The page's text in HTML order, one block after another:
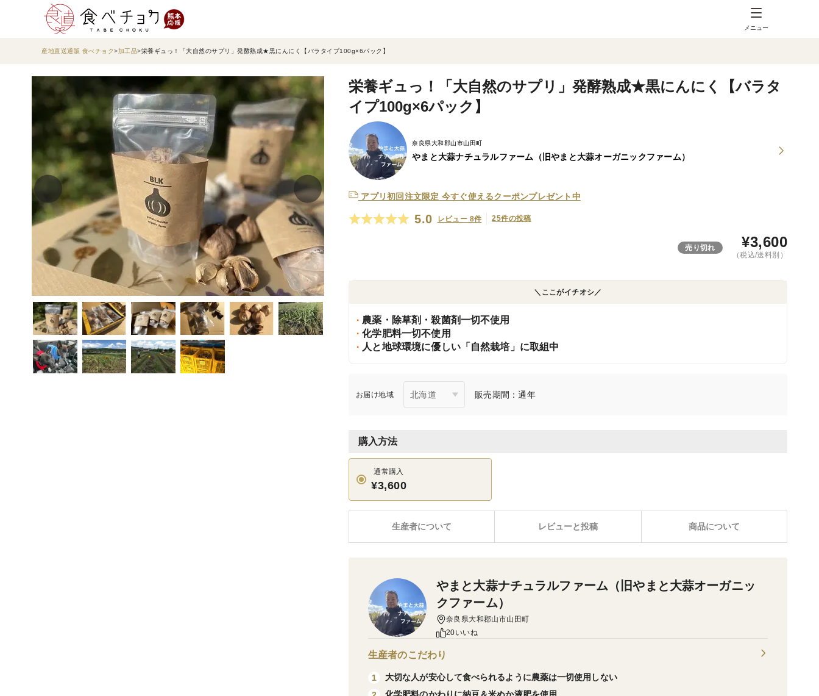
メニュー
産地直送通販 食べチョク 加工品 栄養ギュっ！「大自然のサプリ」発酵熟成★黒にんにく【バラタイプ100g×6パック】
栄養ギュっ！「大自然のサプリ」発酵熟成★黒にんにく【バラタ
イプ100g×6パック】
奈良県大和郡山市山田町
やまと大蒜ナチュラルファーム（旧やまと大蒜オーガニックファーム）
アプリ初回注文限定 今すぐ使えるクーポンプレゼント中
5.0 レビュー 8件 25件の投稿
売り切れ ¥3,600
（税込/送料別）
＼ここがイチオシ／
農薬・除草剤・殺菌剤一切不使用
化学肥料一切不使用
人と地球環境に優しい「自然栽培」に取組中
お届け地域 販売期間：通年
購入方法
通常購入
¥3,600
レビューと投稿 商品について
生産者について
やまと大蒜ナチュラルファーム（旧やまと大蒜オーガニッ
クファーム）
奈良県大和郡山市山田町
20いいね
生産者のこだわり
1
大切な人が安心して食べられるように農薬は一切使用しない